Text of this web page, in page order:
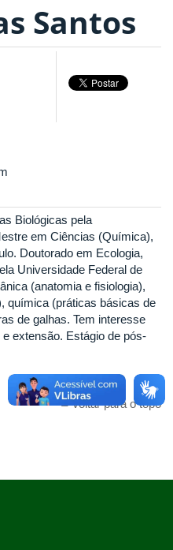
Santos
Biológicas pela
em Ciências (Química),
Doutorado em Ecologia,
Universidade Federal de
(anatomia e fisiologia),
química (práticas básicas de
de galhas. Tem interesse
extensão. Estágio de pós-
Voltar para o topo